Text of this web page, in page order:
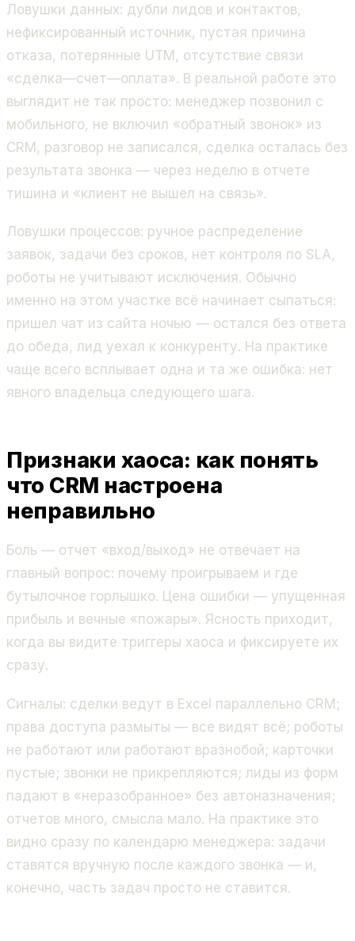
Ловушки данных: дубли лидов и контактов,
нефиксированный источник, пустая причина
отказа, потерянные UTM, отсутствие связи
«сделка—счет—оплата». В реальной работе это
выглядит не так просто: менеджер позвонил с
мобильного, не включил «обратный звонок» из
CRM, разговор не записался, сделка осталась без
результата звонка — через неделю в отчете
тишина и «клиент не вышел на связь».
Ловушки процессов: ручное распределение
заявок, задачи без сроков, нет контроля по SLA,
роботы не учитывают исключения. Обычно
именно на этом участке всё начинает сыпаться:
пришел чат из сайта ночью — остался без ответа
до обеда, лид уехал к конкуренту. На практике
чаще всего всплывает одна и та же ошибка: нет
явного владельца следующего шага.
Признаки хаоса: как понять
что CRM настроена
неправильно
Боль — отчет «вход/выход» не отвечает на
главный вопрос: почему проигрываем и где
бутылочное горлышко. Цена ошибки — упущенная
прибыль и вечные «пожары». Ясность приходит,
когда вы видите триггеры хаоса и фиксируете их
сразу.
Сигналы: сделки ведут в Excel параллельно CRM;
права доступа размыты — все видят всё; роботы
не работают или работают вразнобой; карточки
пустые; звонки не прикрепляются; лиды из форм
падают в «неразобранное» без автоназначения;
отчетов много, смысла мало. На практике это
видно сразу по календарю менеджера: задачи
ставятся вручную после каждого звонка — и,
конечно, часть задач просто не ставится.